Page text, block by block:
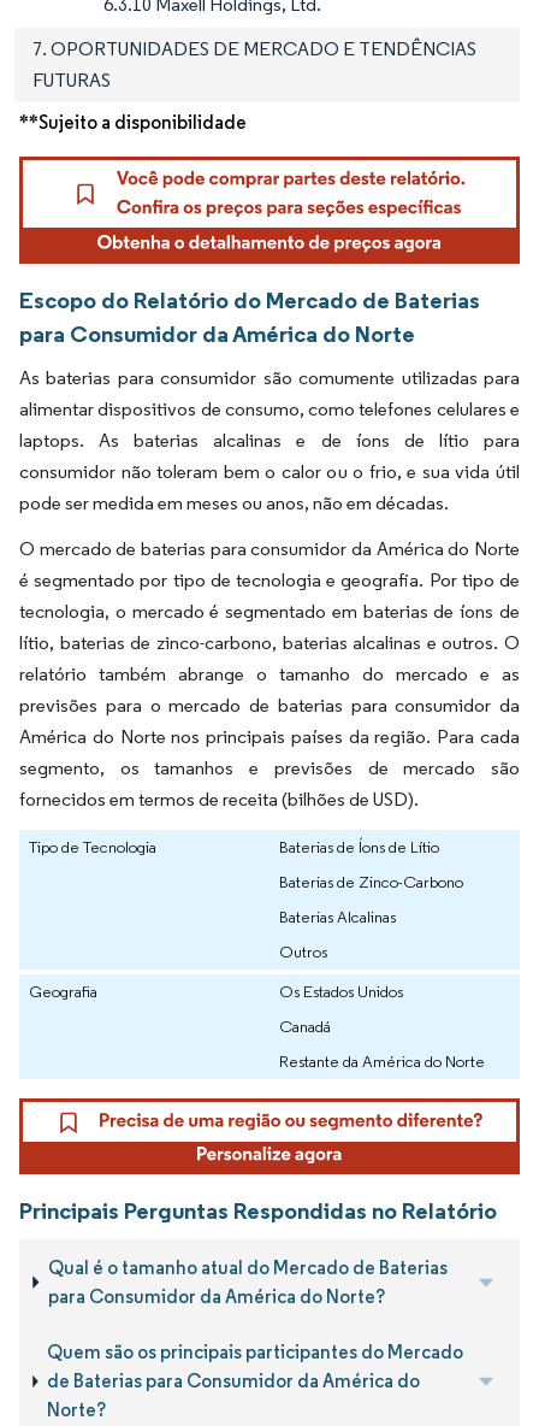
7. OPORTUNIDADES DE MERCADO E TENDÊNCIAS
FUTURAS
**Sujeito a disponibilidade
Escopo do Relatório do Mercado de Baterias
para Consumidor da América do Norte
As baterias para consumidor são comumente utilizadas para
alimentar dispositivos de consumo, como telefones celulares e
laptops. As baterias alcalinas e de íons de lítio para
consumidor não toleram bem o calor ou o frio, e sua vida útil
pode ser medida em meses ou anos, não em décadas.
O mercado de baterias para consumidor da América do Norte
é segmentado por tipo de tecnologia e geografia. Por tipo de
tecnologia, o mercado é segmentado em baterias de íons de
lítio, baterias de zinco-carbono, baterias alcalinas e outros. O
relatório também abrange o tamanho do mercado e as
previsões para o mercado de baterias para consumidor da
América do Norte nos principais países da região. Para cada
segmento, os tamanhos e previsões de mercado são
fornecidos em termos de receita (bilhões de USD).
Tipo de Tecnologia
Baterias de Íons de Lítio
Baterias de Zinco-Carbono
Baterias Alcalinas
Outros
Geografia
Os Estados Unidos
Canadá
Restante da América do Norte
Principais Perguntas Respondidas no Relatório
Qual é o tamanho atual do Mercado de Baterias
para Consumidor da América do Norte?
Quem são os principais participantes do Mercado
de Baterias para Consumidor da América do
Norte?